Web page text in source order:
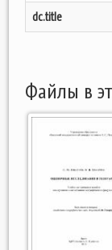
dc.title
Файлы в